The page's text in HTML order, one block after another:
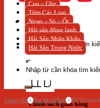
Tìm
kiếm:
Chính sách giao hàng
Cua – Ghẹ
Tôm Các Loại
Ngao – Sò – Ốc
Hải sản đông lạnh
Hải Sản Nhập Khẩu
Hải Sản Trong Nước
Tìm
kiếm:
Trang chủ»Tin thị trường»Bề bề chúa